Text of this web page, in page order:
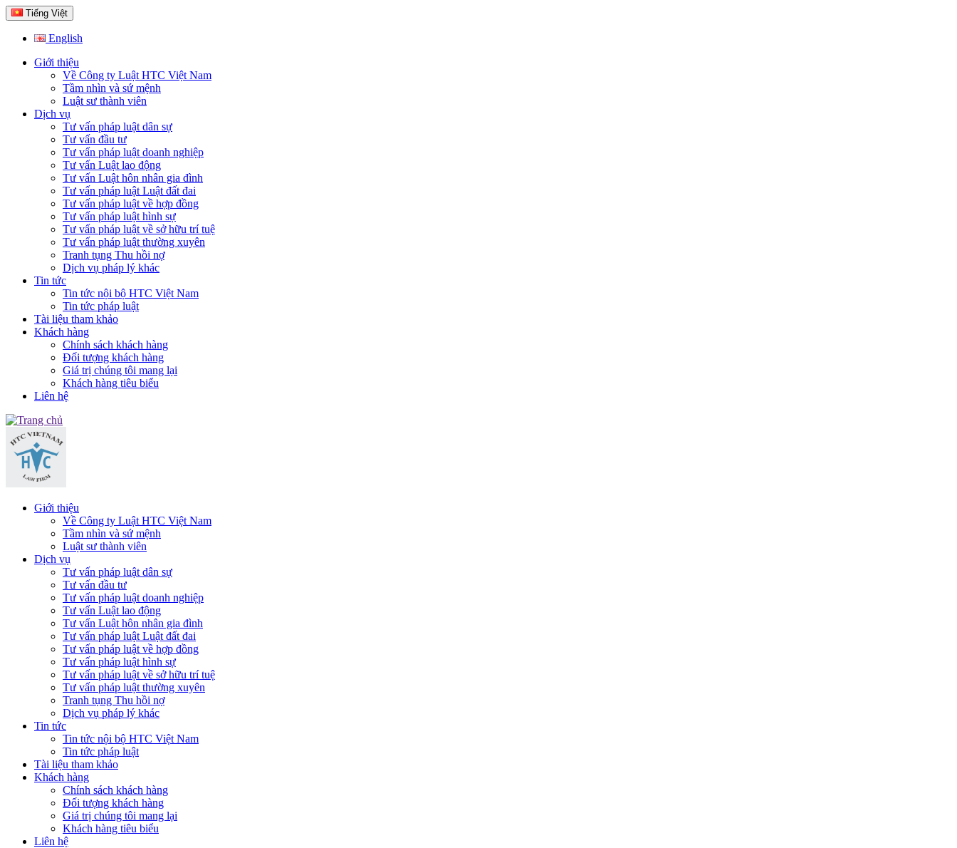
Tiếng Việt
English
Giới thiệu
Về Công ty Luật HTC Việt Nam
Tầm nhìn và sứ mệnh
Luật sư thành viên
Dịch vụ
Tư vấn pháp luật dân sự
Tư vấn đầu tư
Tư vấn pháp luật doanh nghiệp
Tư vấn Luật lao động
Tư vấn Luật hôn nhân gia đình
Tư vấn pháp luật Luật đất đai
Tư vấn pháp luật về hợp đồng
Tư vấn pháp luật hình sự
Tư vấn pháp luật về sở hữu trí tuệ
Tư vấn pháp luật thường xuyên
Tranh tụng Thu hồi nợ
Dịch vụ pháp lý khác
Tin tức
Tin tức nội bộ HTC Việt Nam
Tin tức pháp luật
Tài liệu tham khảo
Khách hàng
Chính sách khách hàng
Đối tượng khách hàng
Giá trị chúng tôi mang lại
Khách hàng tiêu biểu
Liên hệ
Giới thiệu
Về Công ty Luật HTC Việt Nam
Tầm nhìn và sứ mệnh
Luật sư thành viên
Dịch vụ
Tư vấn pháp luật dân sự
Tư vấn đầu tư
Tư vấn pháp luật doanh nghiệp
Tư vấn Luật lao động
Tư vấn Luật hôn nhân gia đình
Tư vấn pháp luật Luật đất đai
Tư vấn pháp luật về hợp đồng
Tư vấn pháp luật hình sự
Tư vấn pháp luật về sở hữu trí tuệ
Tư vấn pháp luật thường xuyên
Tranh tụng Thu hồi nợ
Dịch vụ pháp lý khác
Tin tức
Tin tức nội bộ HTC Việt Nam
Tin tức pháp luật
Tài liệu tham khảo
Khách hàng
Chính sách khách hàng
Đối tượng khách hàng
Giá trị chúng tôi mang lại
Khách hàng tiêu biểu
Liên hệ